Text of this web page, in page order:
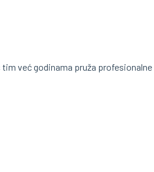
već godinama pruža profesionalne